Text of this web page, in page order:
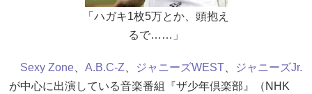
「ハガキ1枚5万とか、頭抱え
るで……」
Sexy Zone A.B.C-Z ジャニーズWEST
ジャニーズJr.
が中心に出演している音楽番組『ザ少年倶楽部』（NHK